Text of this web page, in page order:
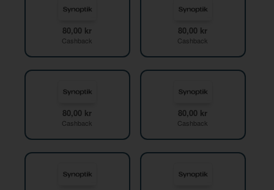
80,00 kr
Cashback
80,00 kr
Cashback
80,00 kr
Cashback
80,00 kr
Cashback